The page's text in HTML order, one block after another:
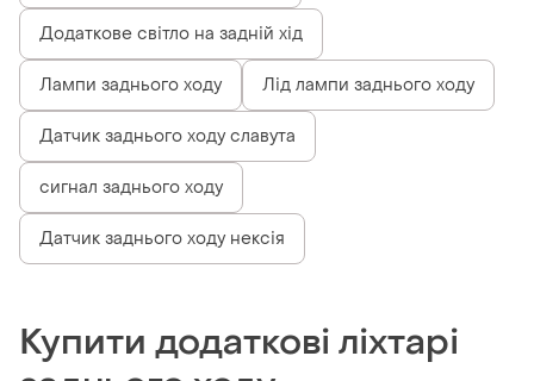
Додаткове світло на задній хід
Лампи заднього ходу Лід лампи заднього ходу
Датчик заднього ходу славута
сигнал заднього ходу
Датчик заднього ходу нексія
Купити додаткові ліхтарі